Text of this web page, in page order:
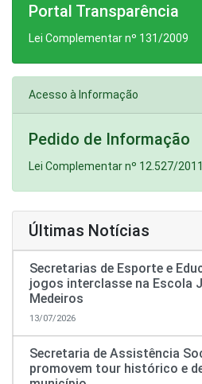
Portal Transparência
Lei Complementar nº 131/2009
Acesso à Informação
Pedido de Informação
Lei Complementar nº 12.527/2011
Últimas Notícias
Secretarias de Esporte e
jogos interclasse na Escola
Medeiros
13/07/2026
Secretaria de Assistência
promovem tour histórico e